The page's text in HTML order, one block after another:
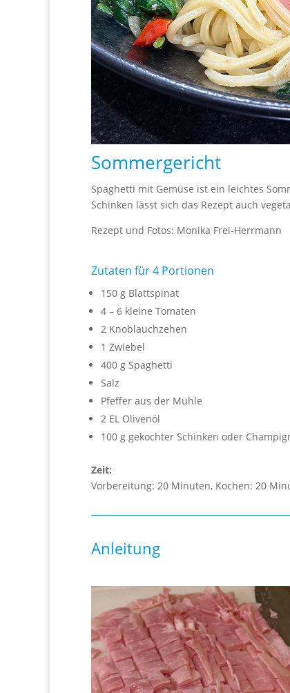
Sommergericht
Spaghetti mit Gemüse ist ein leichtes
Schinken lässt sich das Rezept auch
Rezept und Fotos: Monika Frei-Herrmann
Zutaten für 4 Portionen
150 g Blattspinat
4 – 6 kleine Tomaten
2 Knoblauchzehen
1 Zwiebel
400 g Spaghetti
Salz
Pfeffer aus der Mühle
2 EL Olivenöl
100 g gekochter Schinken oder
Zeit:
Vorbereitung: 20 Minuten, Kochen: 20
Anleitung